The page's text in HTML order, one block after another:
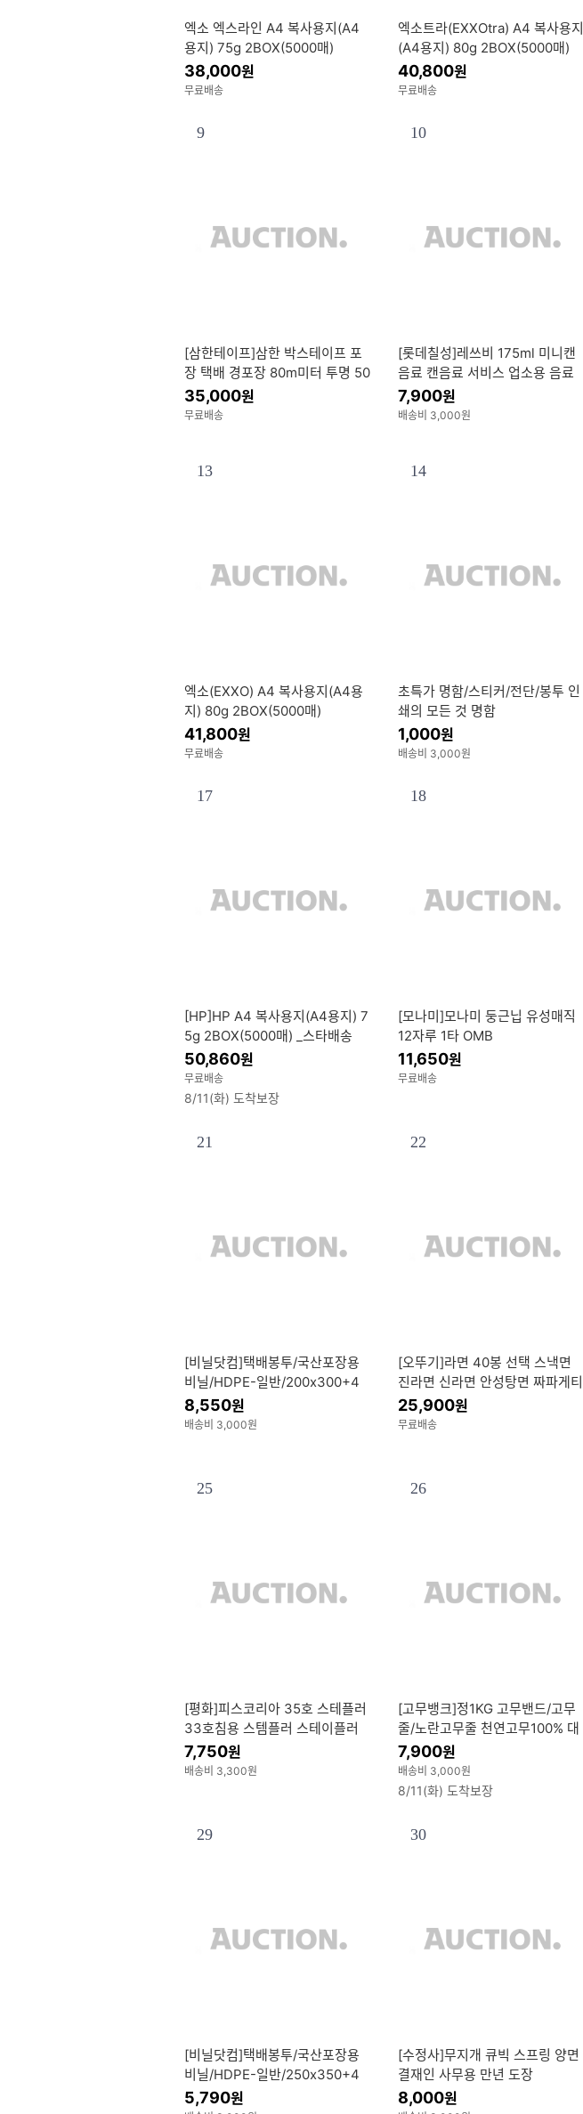
엑소 엑스라인 A4 복사용지(A4
용지) 75g 2BOX(5000매)
38,000원
무료배송
엑소트라(EXXOtra) A4 복사용지
(A4용지) 80g 2BOX(5000매)
40,800원
무료배송
9
[삼한테이프]삼한 박스테이프 포
장 택배 경포장 80m미터 투명 50
개
35,000원
무료배송
10
[롯데칠성]레쓰비 175ml 미니캔
음료 캔음료 서비스 업소용 음료
수 캔사이다
7,900원
배송비 3,000원
13
엑소(EXXO) A4 복사용지(A4용
지) 80g 2BOX(5000매)
41,800원
무료배송
14
초특가 명함/스티커/전단/봉투 인
쇄의 모든 것 명함
1,000원
배송비 3,000원
17
[HP]HP A4 복사용지(A4용지) 7
5g 2BOX(5000매) _스타배송
50,860원
무료배송
8/11(화) 도착보장
18
[모나미]모나미 둥근닙 유성매직
12자루 1타 OMB
11,650원
무료배송
21
[비닐닷컴]택배봉투/국산포장용
비닐/HDPE-일반/200x300+4
0/200매
8,550원
배송비 3,000원
22
[오뚜기]라면 40봉 선택 스낵면
진라면 신라면 안성탕면 짜파게티
팔도비빔면 불닭볶음면 너구리 삼
양라면 오짬
25,900원
무료배송
25
[평화]피스코리아 35호 스테플러
33호침용 스템플러 스테이플러
평화
7,750원
배송비 3,300원
26
[고무뱅크]정1KG 고무밴드/고무
줄/노란고무줄 천연고무100% 대
용량
7,900원
배송비 3,000원
8/11(화) 도착보장
29
[비닐닷컴]택배봉투/국산포장용
비닐/HDPE-일반/250x350+4
0/100매
5,790원
30
[수정사]무지개 큐빅 스프링 양면
결재인 사무용 만년 도장
8,000원